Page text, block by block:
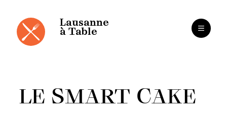
contenu
Lausanne
à Table
LE SMART CAKE